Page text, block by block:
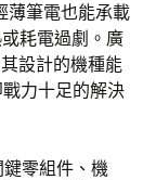
薄筆電也能承載
耗電過劇。廣
設計的機種能
力十足的解決
零組件、機